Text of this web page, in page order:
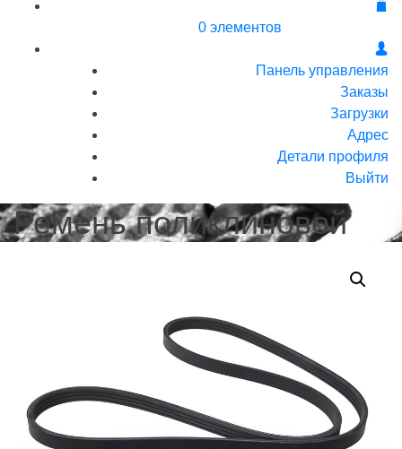
0 элементов
Панель управления
Заказы
Загрузки
Адрес
Детали профиля
Выйти
Ремень поликлиновой